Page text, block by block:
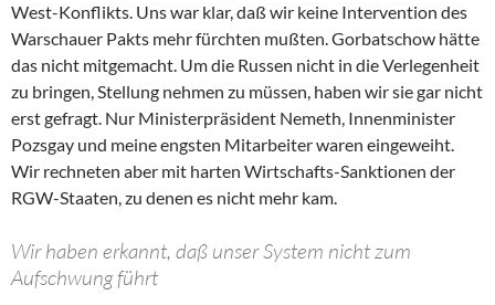
West-Konflikts. Uns war klar, daß wir keine Intervention des
Warschauer Pakts mehr fürchten mußten. Gorbatschow hätte
das nicht mitgemacht. Um die Russen nicht in die Verlegenheit
zu bringen, Stellung nehmen zu müssen, haben wir sie gar nicht
erst gefragt. Nur Ministerpräsident Nemeth, Innenminister
Pozsgay und meine engsten Mitarbeiter waren eingeweiht.
Wir rechneten aber mit harten Wirtschafts-Sanktionen der
RGW-Staaten, zu denen es nicht mehr kam.
Wir haben erkannt, daß unser System nicht zum
Aufschwung führt